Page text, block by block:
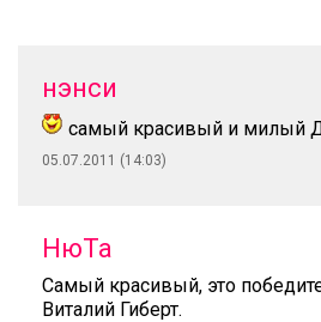
нэнси
самый красивый и милый
05.07.2011 (14:03)
НюТа
Самый красивый, это
Виталий Гиберт.